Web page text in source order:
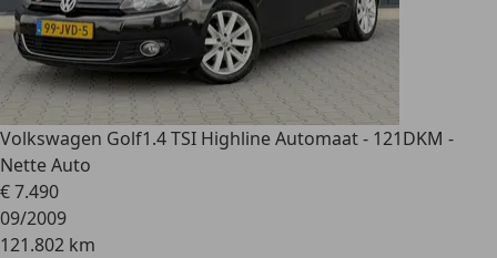
Volkswagen Golf1.4 TSI Highline Automaat - 121DKM -
Nette Auto
€ 7.490
09/2009
121.802 km